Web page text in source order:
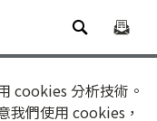
cookies 分析技術。
我們使用 cookies，